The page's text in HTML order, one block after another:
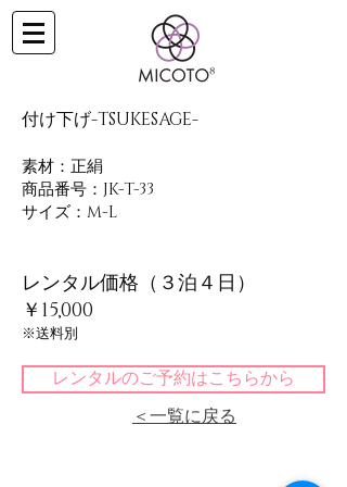
付け下げ-TSUKESAGE-
素材：正絹
​商品番号：JK-T-33
サイズ：M-L
レンタル価格（３泊４日）
￥15,000
​※送料別
レンタルのご予約はこちらから
​＜一覧に戻る